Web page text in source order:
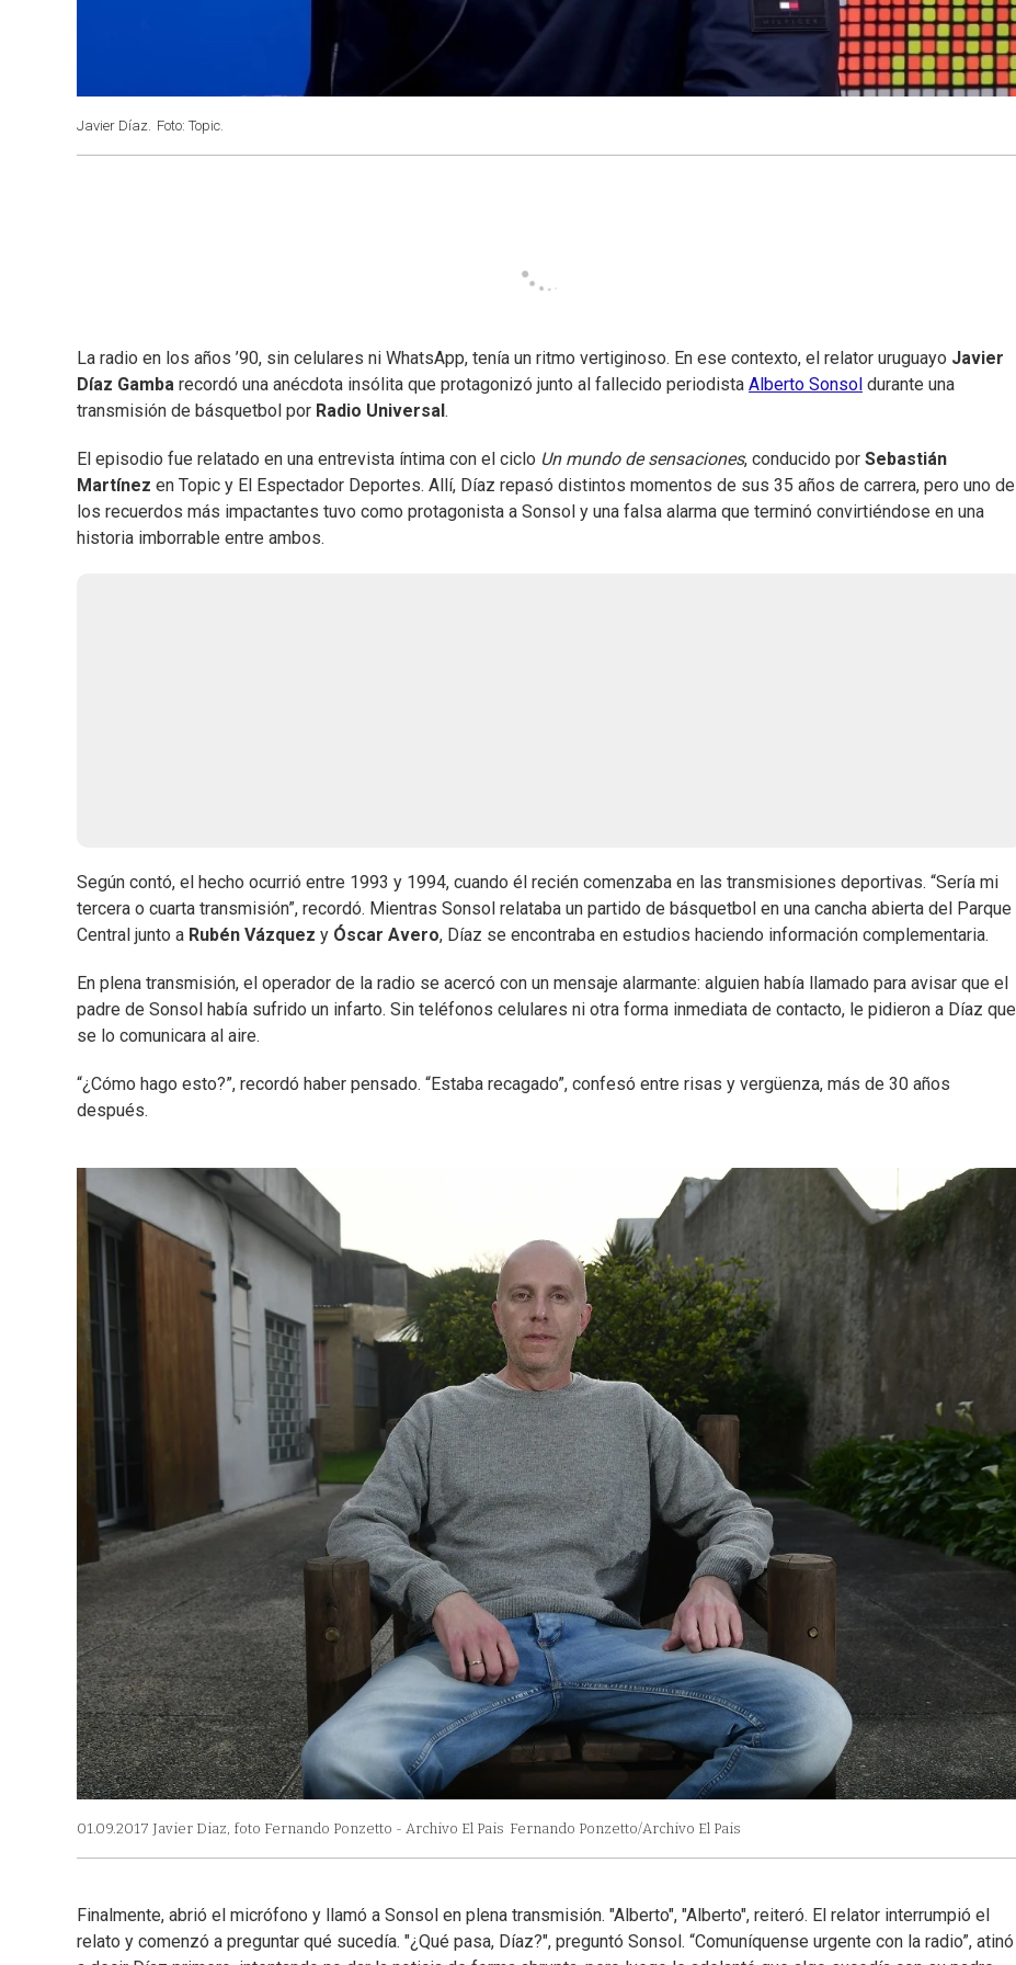
Javier Díaz. Foto: Topic.
La radio en los años ’90, sin celulares ni WhatsApp, tenía un ritmo vertiginoso. En ese contexto, el relator uruguayo Javier
Díaz Gamba recordó una anécdota insólita que protagonizó junto al fallecido periodista Alberto Sonsol durante una
transmisión de básquetbol por Radio Universal .
El episodio fue relatado en una entrevista íntima con el ciclo Un mundo de sensaciones, conducido por Sebastián
Martínez en Topic y El Espectador Deportes. Allí, Díaz repasó distintos momentos de sus 35 años de carrera, pero uno de
los recuerdos más impactantes tuvo como protagonista a Sonsol y una falsa alarma que terminó convirtiéndose en una
historia imborrable entre ambos.
Según contó, el hecho ocurrió entre 1993 y 1994, cuando él recién comenzaba en las transmisiones deportivas. “Sería mi
tercera o cuarta transmisión”, recordó. Mientras Sonsol relataba un partido de básquetbol en una cancha abierta del Parque
Central junto a Rubén Vázquez y Óscar Avero, Díaz se encontraba en estudios haciendo información complementaria.
En plena transmisión, el operador de la radio se acercó con un mensaje alarmante: alguien había llamado para avisar que el
padre de Sonsol había sufrido un infarto. Sin teléfonos celulares ni otra forma inmediata de contacto, le pidieron a Díaz que
se lo comunicara al aire.
“¿Cómo hago esto?”, recordó haber pensado. “Estaba recagado”, confesó entre risas y vergüenza, más de 30 años
después.
01.09.2017 Javier Diaz, foto Fernando Ponzetto - Archivo El Pais Fernando Ponzetto/Archivo El Pais
Finalmente, abrió el micrófono y llamó a Sonsol en plena transmisión. "Alberto", "Alberto", reiteró. El relator interrumpió el
relato y comenzó a preguntar qué sucedía. "¿Qué pasa, Díaz?", preguntó Sonsol. “Comuníquense urgente con la radio”, atinó